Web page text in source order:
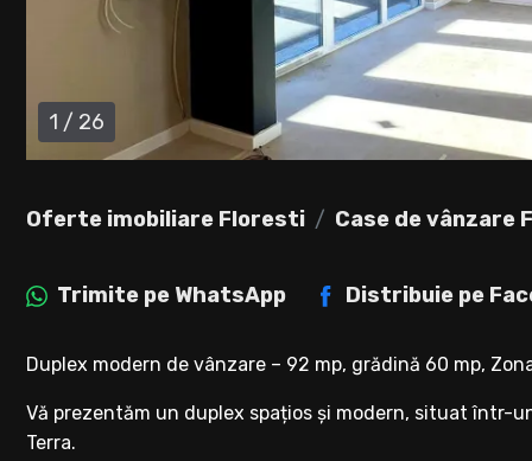
1 / 26
Oferte imobiliare Floresti Case de vânzare
Trimite pe WhatsApp Distribuie pe
Duplex modern de vânzare – 92 mp, grădină 60 mp,
Vă prezentăm un duplex spațios și modern, situat într-
Terra.